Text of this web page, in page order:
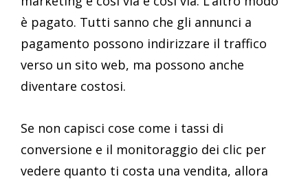
è pagato. Tutti sanno che gli annunci a
pagamento possono indirizzare il traffico
verso un sito web, ma possono anche
diventare costosi.
Se non capisci cose come i tassi di
conversione e il monitoraggio dei clic per
vedere quanto ti costa una vendita, allora